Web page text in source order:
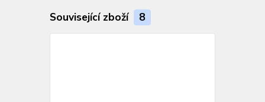
Související zboží 8